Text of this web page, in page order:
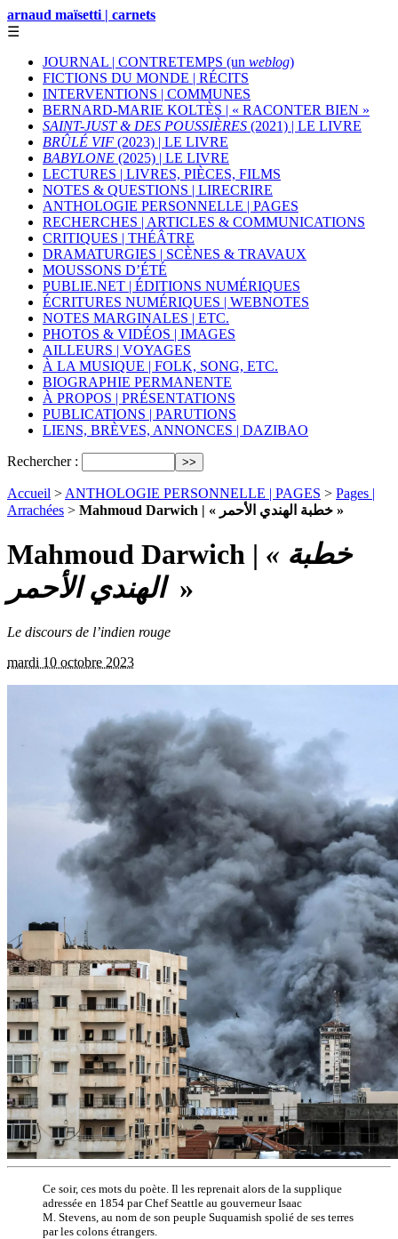
arnaud maïsetti | carnets
☰
JOURNAL | CONTRETEMPS (un weblog)
FICTIONS DU MONDE | RÉCITS
INTERVENTIONS | COMMUNES
BERNARD-MARIE KOLTÈS | « RACONTER BIEN »
SAINT-JUST & DES POUSSIÈRES (2021) | LE LIVRE
BRÛLÉ VIF (2023) | LE LIVRE
BABYLONE (2025) | LE LIVRE
LECTURES | LIVRES, PIÈCES, FILMS
NOTES & QUESTIONS | LIRECRIRE
ANTHOLOGIE PERSONNELLE | PAGES
RECHERCHES | ARTICLES & COMMUNICATIONS
CRITIQUES | THÉÂTRE
DRAMATURGIES | SCÈNES & TRAVAUX
MOUSSONS D’ÉTÉ
PUBLIE.NET | ÉDITIONS NUMÉRIQUES
ÉCRITURES NUMÉRIQUES | WEBNOTES
NOTES MARGINALES | ETC.
PHOTOS & VIDÉOS | IMAGES
AILLEURS | VOYAGES
À LA MUSIQUE | FOLK, SONG, ETC.
BIOGRAPHIE PERMANENTE
À PROPOS | PRÉSENTATIONS
PUBLICATIONS | PARUTIONS
LIENS, BRÈVES, ANNONCES | DAZIBAO
Rechercher :
Accueil > ANTHOLOGIE PERSONNELLE | PAGES > Pages |
Arrachées > Mahmoud Darwich | « خطبة الهندي الأحمر »
Mahmoud Darwich | « خطبة
الهندي الأحمر »
Le discours de l’indien rouge
mardi 10 octobre 2023
Ce soir, ces mots du poète. Il les reprenait alors de la supplique
adressée en 1854 par Chef Seattle au gouverneur Isaac
M. Stevens, au nom de son peuple Suquamish spolié de ses terres
par les colons étrangers.